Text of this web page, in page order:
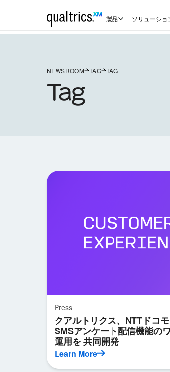
製品 ソリューショ
NEWSROOM TAG TAG
Tag
Press
クアルトリクス、NTTドコ
SMSアンケート配信機能の
運用を 共同開発
Learn More